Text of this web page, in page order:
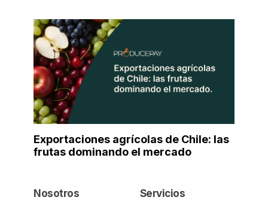
Exportaciones agrícolas de Chile: las
frutas dominando el mercado
Nosotros Servicios